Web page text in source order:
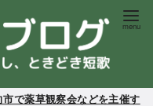
市で薬草観察会などを主催す